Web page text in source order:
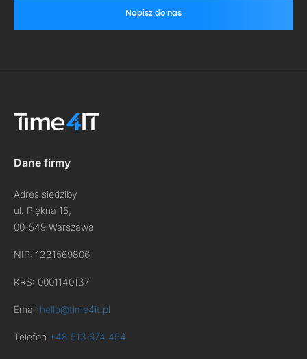
Napisz do nas
Dane firmy
Adres siedziby
ul. Piękna 15,
00-549 Warszawa
NIP: 1231569806
KRS: 0001140137
Email hello@time4it.pl
Telefon +48 513 674 454